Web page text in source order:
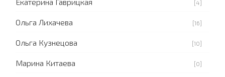
[4]
Ольга Лихачева [16]
Ольга Кузнецова [10]
Марина Китаева [0]